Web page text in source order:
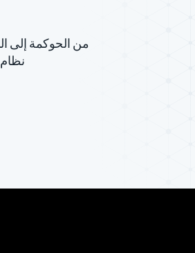
نظام RSA Unified Identity Platform على تأمين كل هوية، أينما كانت.